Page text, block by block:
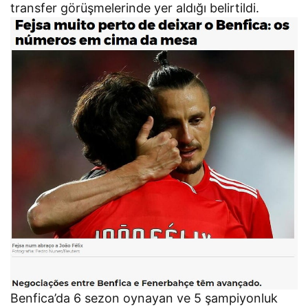
transfer görüşmelerinde yer aldığı belirtildi.
Benfica’da 6 sezon oynayan ve 5 şampiyonluk